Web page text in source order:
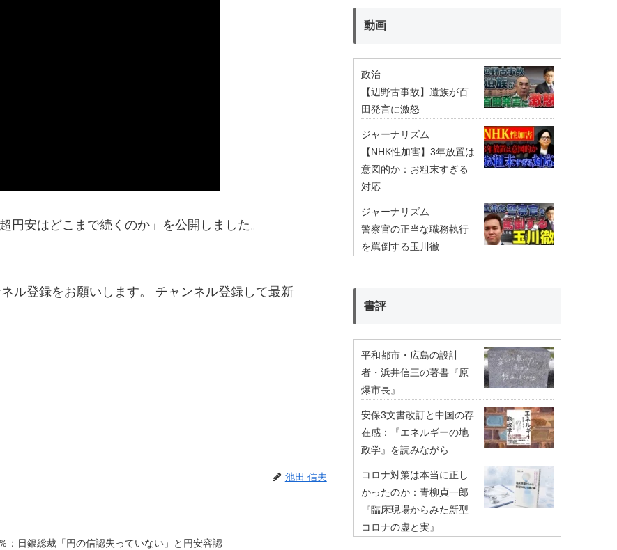
円安はどこまで続くのか」を公開しました。
ル登録をお願いします。 チャンネル登録して最新
池田 信夫
：日銀総裁「円の信認失っていない」と円安容認
動画
政治
【辺野古事故】遺族が百
田発言に激怒
ジャーナリズム
【NHK性加害】3年放置は
意図的か：お粗末すぎる
対応
ジャーナリズム
警察官の正当な職務執行
を罵倒する玉川徹
書評
平和都市・広島の設計
者・浜井信三の著書『原
爆市長』
安保3文書改訂と中国の存
在感：『エネルギーの地
政学』を読みながら
コロナ対策は本当に正し
かったのか：青柳貞一郎
『臨床現場からみた新型
コロナの虚と実』